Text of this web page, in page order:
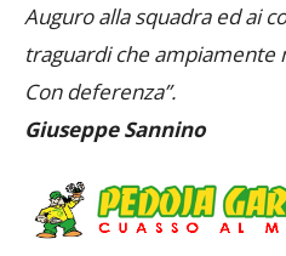
Auguro alla squadra ed ai
traguardi che ampiamente
Con deferenza”.
Giuseppe Sannino